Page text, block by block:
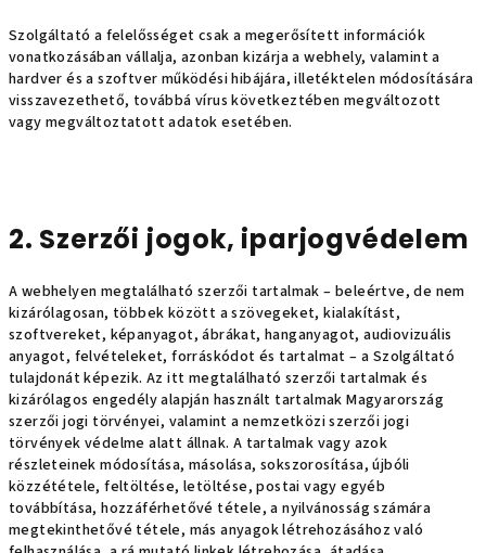
Szolgáltató a felelősséget csak a megerősített információk
vonatkozásában vállalja, azonban kizárja a webhely, valamint a
hardver és a szoftver működési hibájára, illetéktelen módosítására
visszavezethető, továbbá vírus következtében megváltozott
vagy megváltoztatott adatok esetében.
2. Szerzői jogok, iparjogvédelem
A webhelyen megtalálható szerzői tartalmak – beleértve, de nem
kizárólagosan, többek között a szövegeket, kialakítást,
szoftvereket, képanyagot, ábrákat, hanganyagot, audiovizuális
anyagot, felvételeket, forráskódot és tartalmat – a Szolgáltató
tulajdonát képezik. Az itt megtalálható szerzői tartalmak és
kizárólagos engedély alapján használt tartalmak Magyarország
szerzői jogi törvényei, valamint a nemzetközi szerzői jogi
törvények védelme alatt állnak. A tartalmak vagy azok
részleteinek módosítása, másolása, sokszorosítása, újbóli
közzététele, feltöltése, letöltése, postai vagy egyéb
továbbítása, hozzáférhetővé tétele, a nyilvánosság számára
megtekinthetővé tétele, más anyagok létrehozásához való